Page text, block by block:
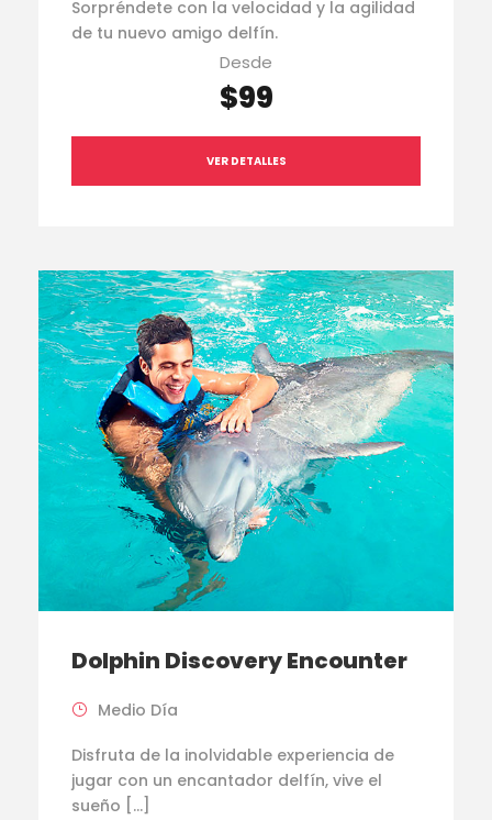
Sorpréndete con la velocidad y la agilidad
de tu nuevo amigo delfín.
Desde
$99
VER DETALLES
Dolphin Discovery Encounter
Medio Día
Disfruta de la inolvidable experiencia de
jugar con un encantador delfín, vive el
sueño […]